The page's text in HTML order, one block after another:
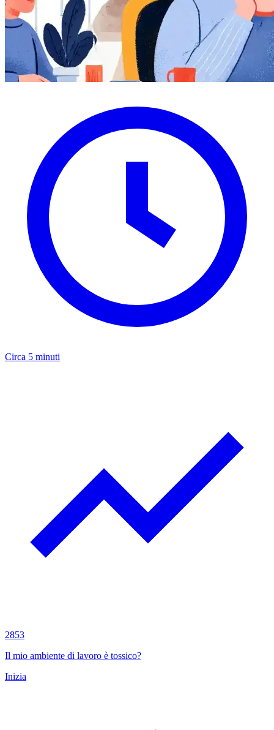
Circa 5 minuti
2853
Il mio ambiente di lavoro è tossico?
Inizia